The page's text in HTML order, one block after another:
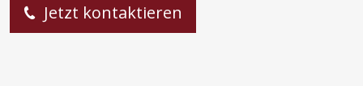
Jetzt kontaktieren